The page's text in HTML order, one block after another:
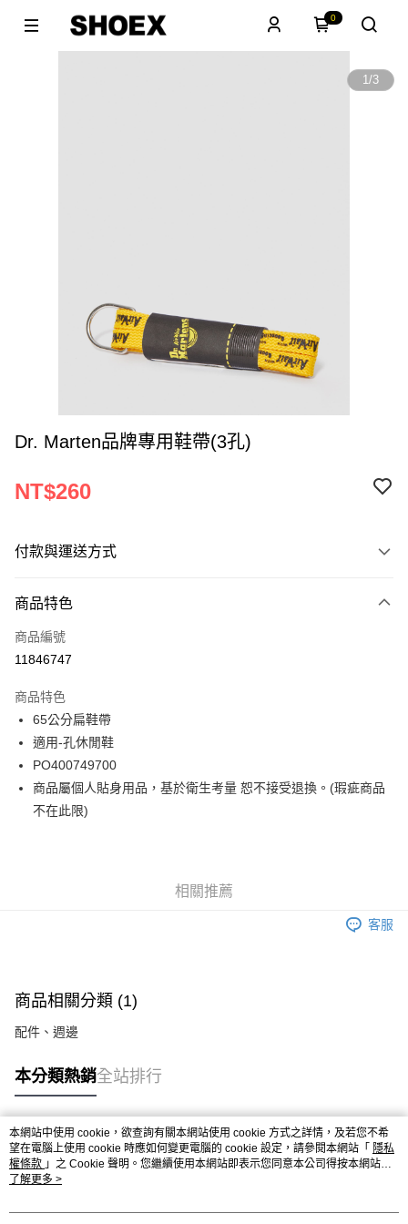
0
1/3
Dr. Marten品牌專用鞋帶(3孔)
NT$260
付款與運送方式
信用卡一次付款
ATM付款
運送方式
宅配
每筆NT$120
商品特色
商品編號
11846747
商品特色
65公分扁鞋帶
適用-孔休閒鞋
PO400749700
商品屬個人貼身用品，基於衛生考量 恕不接受退換。(瑕疵商品
不在此限)
相關推薦
客服
商品相關分類 (1)
配件、週邊
本分類熱銷全站排行
熱門標籤
本網站中使用 cookie，欲查詢有關本網站使用 cookie 方式之詳情，及若您不希
望在電腦上使用 cookie 時應如何變更電腦的 cookie 設定，請參閱本網站「 隱私
權條款 」之 Cookie 聲明。您繼續使用本網站即表示您同意本公司得按本網站使
用條款之 Cookie 聲明使用 cookie。
了解更多 >